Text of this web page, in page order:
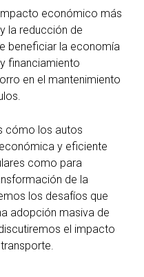
económico más
la reducción de
beneficiar la economía
financiamiento
en el mantenimiento
cómo los autos
y eficiente
como para
de la
los desafíos que
adopción masiva de
el impacto